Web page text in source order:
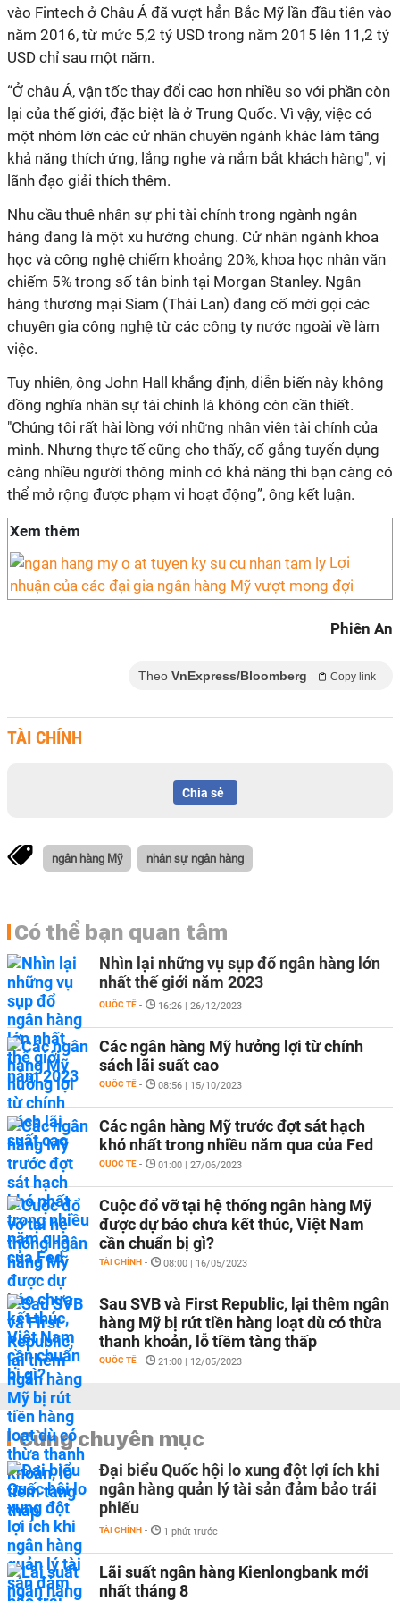
vào Fintech ở Châu Á đã vượt hẳn Bắc Mỹ lần đầu tiên vào
năm 2016, từ mức 5,2 tỷ USD trong năm 2015 lên 11,2 tỷ
USD chỉ sau một năm.
“Ở châu Á, vận tốc thay đổi cao hơn nhiều so với phần còn
lại của thế giới, đặc biệt là ở Trung Quốc. Vì vậy, việc có
một nhóm lớn các cử nhân chuyên ngành khác làm tăng
khả năng thích ứng, lắng nghe và nắm bắt khách hàng", vị
lãnh đạo giải thích thêm.
Nhu cầu thuê nhân sự phi tài chính trong ngành ngân
hàng đang là một xu hướng chung. Cử nhân ngành khoa
học và công nghệ chiếm khoảng 20%, khoa học nhân văn
chiếm 5% trong số tân binh tại Morgan Stanley. Ngân
hàng thương mại Siam (Thái Lan) đang cố mời gọi các
chuyên gia công nghệ từ các công ty nước ngoài về làm
việc.
Tuy nhiên, ông John Hall khẳng định, diễn biến này không
đồng nghĩa nhân sự tài chính là không còn cần thiết.
"Chúng tôi rất hài lòng với những nhân viên tài chính của
mình. Nhưng thực tế cũng cho thấy, cố gắng tuyển dụng
càng nhiều người thông minh có khả năng thì bạn càng có
thể mở rộng được phạm vi hoạt động”, ông kết luận.
Xem thêm
Lợi
nhuận của các đại gia ngân hàng Mỹ vượt mong đợi
Phiên An
Theo VnExpress/Bloomberg Copy link
TÀI CHÍNH
Chia sẻ
ngân hàng Mỹ nhân sự ngân hàng
Có thể bạn quan tâm
Nhìn lại những vụ sụp đổ ngân hàng lớn
nhất thế giới năm 2023
QUỐC TẾ - 16:26 | 26/12/2023
Các ngân hàng Mỹ hưởng lợi từ chính
sách lãi suất cao
QUỐC TẾ - 08:56 | 15/10/2023
Các ngân hàng Mỹ trước đợt sát hạch
khó nhất trong nhiều năm qua của Fed
QUỐC TẾ - 01:00 | 27/06/2023
Cuộc đổ vỡ tại hệ thống ngân hàng Mỹ
được dự báo chưa kết thúc, Việt Nam
cần chuẩn bị gì?
TÀI CHÍNH - 08:00 | 16/05/2023
Sau SVB và First Republic, lại thêm ngân
hàng Mỹ bị rút tiền hàng loạt dù có thừa
thanh khoản, lỗ tiềm tàng thấp
QUỐC TẾ - 21:00 | 12/05/2023
Cùng chuyên mục
Đại biểu Quốc hội lo xung đột lợi ích khi
ngân hàng quản lý tài sản đảm bảo trái
phiếu
TÀI CHÍNH - 1 phút trước
Lãi suất ngân hàng Kienlongbank mới
nhất tháng 8